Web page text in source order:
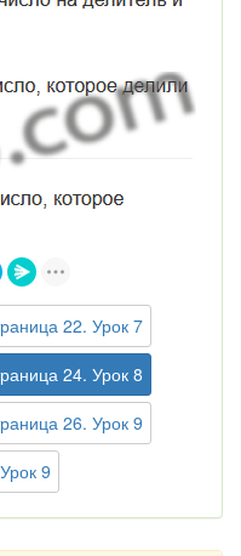
22. Урок 7
24. Урок 8
26. Урок 9
9